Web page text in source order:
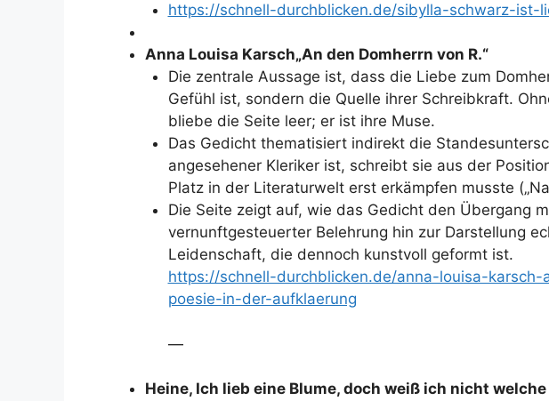
https://schnell-durchblicken.de/sibylla-schwarz-ist-
Anna Louisa Karsch„An den Domherrn von R.“
Die zentrale Aussage ist, dass die Liebe zum
Gefühl ist, sondern die Quelle ihrer Schreibkraft.
bliebe die Seite leer; er ist ihre Muse.
Das Gedicht thematisiert indirekt die
angesehener Kleriker ist, schreibt sie aus der
Platz in der Literaturwelt erst erkämpfen musste
Die Seite zeigt auf, wie das Gedicht den Übergang
vernunftgesteuerter Belehrung hin zur Darstellung
Leidenschaft, die dennoch kunstvoll geformt ist.
https://schnell-durchblicken.de/anna-louisa-
poesie-in-der-aufklaerung
—
Heine, Ich lieb eine Blume, doch weiß ich nicht welche